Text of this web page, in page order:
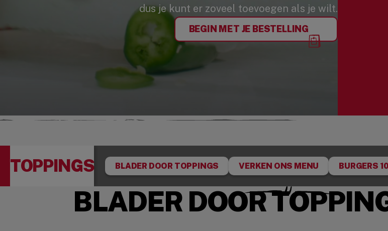
dus je kunt er zoveel toevoegen als je wilt.
BEGIN MET JE BESTELLING
TOPPINGS BLADER DOOR TOPPINGS VERKEN ONS MENU BURGERS
BLADER DOOR